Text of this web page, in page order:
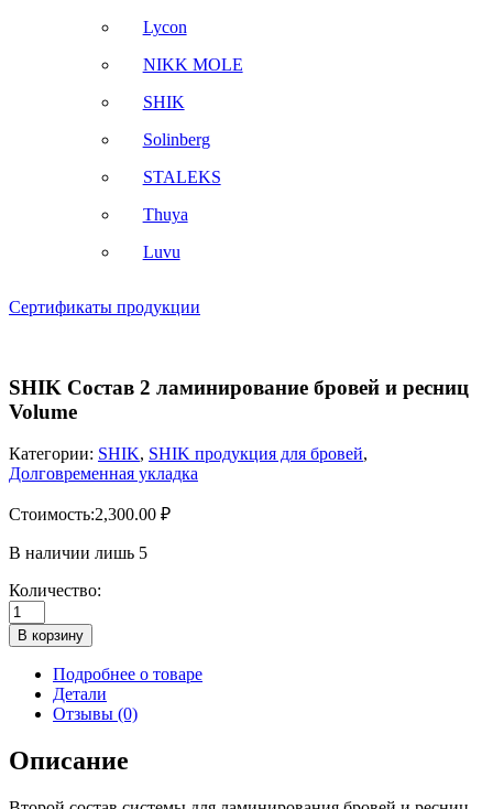
Lycon
NIKK MOLE
SHIK
Solinberg
STALEKS
Thuya
Luvu
Сертификаты продукции
SHIK Состав 2 ламинирование бровей и ресниц
Volume
Категории: SHIK, SHIK продукция для бровей,
Долговременная укладка
Стоимость:2,300.00 ₽
В наличии лишь 5
Количество:
Количество
товара
SHIK
Состав
ламинирование
бровей
и
ресниц
В корзину
Подробнее о товаре
Детали
Отзывы (0)
Описание